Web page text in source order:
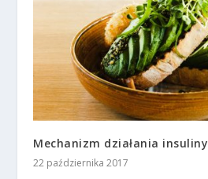
Mechanizm działania insuliny
22 października 2017